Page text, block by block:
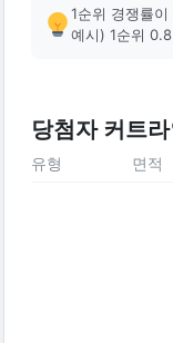
1순위 경쟁률
예시) 1순위
당첨자 커트라
유형 면적